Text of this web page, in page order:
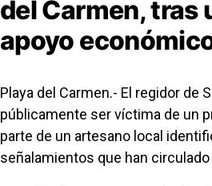
del Carmen, tras
apoyo
Playa del Carmen.- El regidor de
públicamente ser víctima de un
parte de un artesano local
señalamientos que han